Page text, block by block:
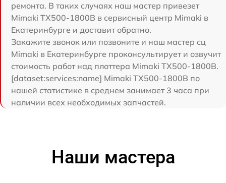
ремонта. В таких случаях наш мастер привезет
Mimaki TX500-1800B в сервисный центр Mimaki в
Екатеринбурге и доставит обратно.
Закажите звонок или позвоните и наш мастер сц
Mimaki в Екатеринбурге проконсультирует и озвучит
стоимость работ над плоттера Mimaki TX500-1800B.
[dataset:services:name] Mimaki TX500-1800B по
нашей статистике в среднем занимает 3 часа при
наличии всех необходимых запчастей.
Наши мастера